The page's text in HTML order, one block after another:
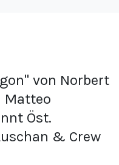
von Norbert
Matteo
Öst.
& Crew